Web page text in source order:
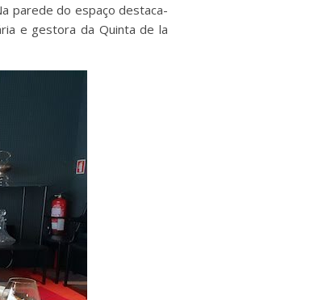
parede do espaço destaca-
e gestora da Quinta de la